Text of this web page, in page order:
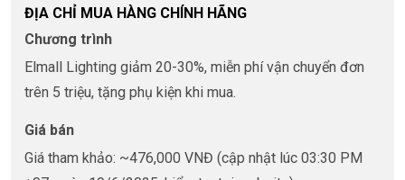
ĐỊA CHỈ MUA HÀNG CHÍNH HÃNG
Chương trình
Elmall Lighting giảm 20-30%, miễn phí vận chuyển đơn
trên 5 triệu, tặng phụ kiện khi mua.
Giá bán
Giá tham khảo: ~476,000 VNĐ (cập nhật lúc 03:30 PM